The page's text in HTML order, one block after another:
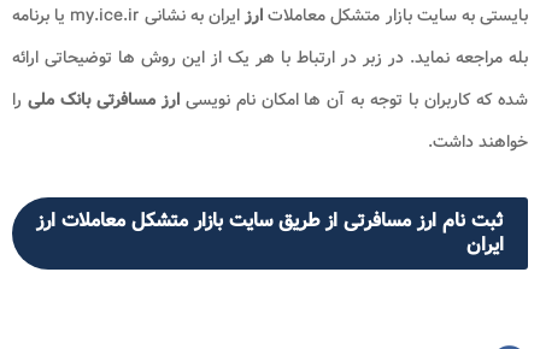
بایستی به سایت بازار متشکل معاملاتارزایران به نشانی my.ice.ir یا برنامه
بله مراجعه نماید. در زبر در ارتباط با هر یک از این روش ها توضیحاتی ارائه
شده که کاربران با توجه به آن ها امکان نام نویسی ارز مسافرتی بانک ملی را
خواهند داشت.
ثبت نام ارز مسافرتی از طریق سایت بازار متشکل معاملات ارز
ایران